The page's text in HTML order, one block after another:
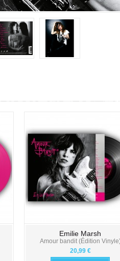
Emilie Marsh
Amour bandit (Édition
20,99 €